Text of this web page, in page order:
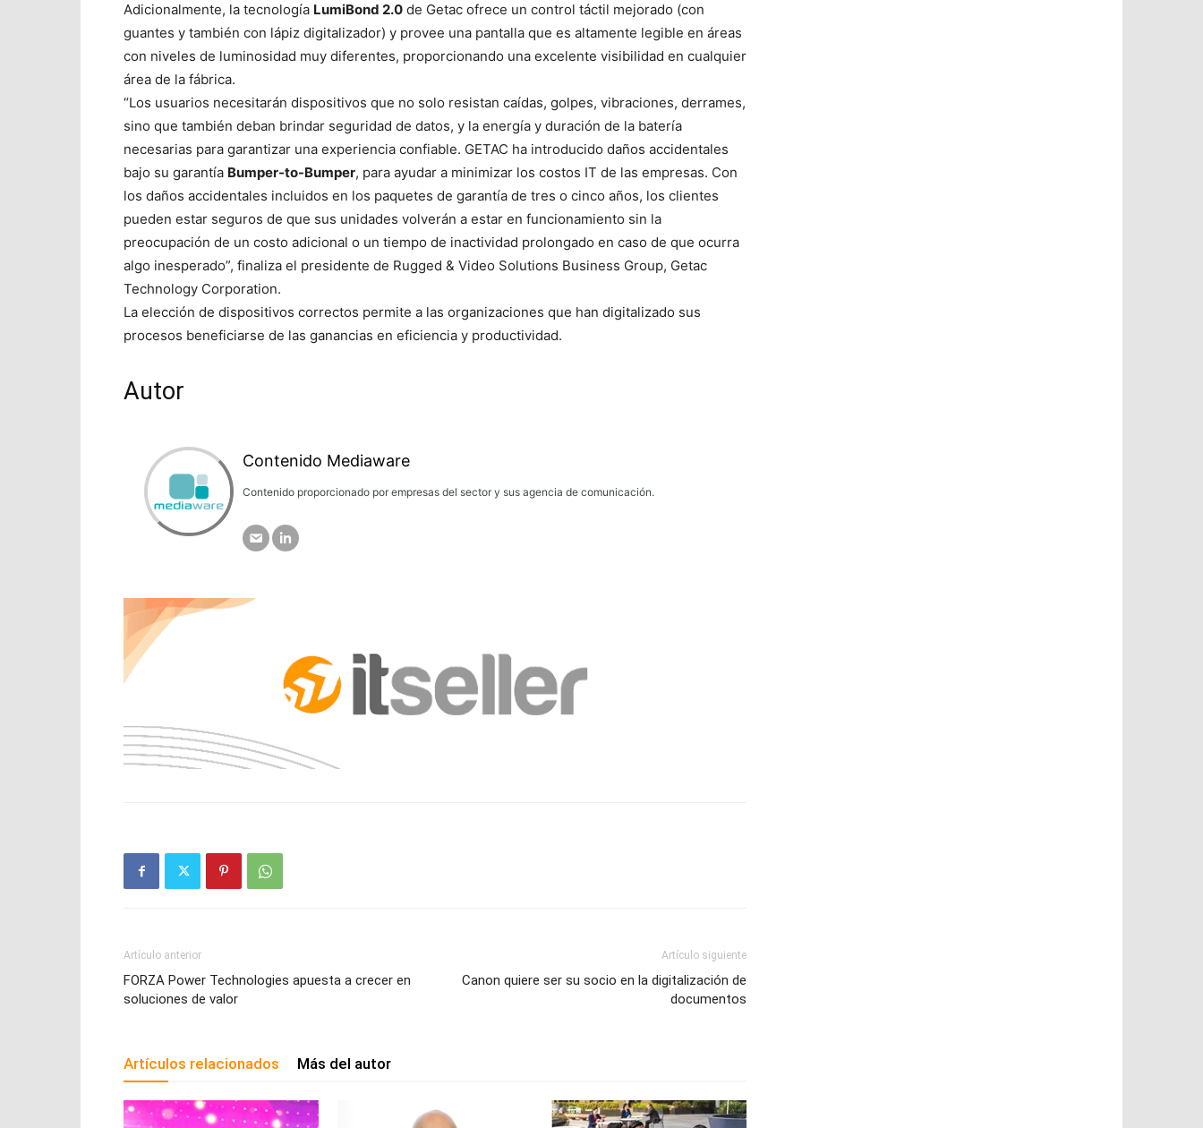
Adicionalmente, la tecnología LumiBond 2.0 de Getac ofrece un control táctil mejorado (con
guantes y también con lápiz digitalizador) y provee una pantalla que es altamente legible en áreas
con niveles de luminosidad muy diferentes, proporcionando una excelente visibilidad en cualquier
área de la fábrica.
“Los usuarios necesitarán dispositivos que no solo resistan caídas, golpes, vibraciones, derrames,
sino que también deban brindar seguridad de datos, y la energía y duración de la batería
necesarias para garantizar una experiencia confiable. GETAC ha introducido daños accidentales
bajo su garantía Bumper-to-Bumper, para ayudar a minimizar los costos IT de las empresas. Con
los daños accidentales incluidos en los paquetes de garantía de tres o cinco años, los clientes
pueden estar seguros de que sus unidades volverán a estar en funcionamiento sin la
preocupación de un costo adicional o un tiempo de inactividad prolongado en caso de que ocurra
algo inesperado”, finaliza el presidente de Rugged & Video Solutions Business Group, Getac
Technology Corporation.
La elección de dispositivos correctos permite a las organizaciones que han digitalizado sus
procesos beneficiarse de las ganancias en eficiencia y productividad.
Autor
Contenido Mediaware
Contenido proporcionado por empresas del sector y sus agencia de comunicación.
Artículo anterior
FORZA Power Technologies apuesta a crecer en
soluciones de valor
Artículo siguiente
Canon quiere ser su socio en la digitalización de
documentos
Artículos relacionados Más del autor